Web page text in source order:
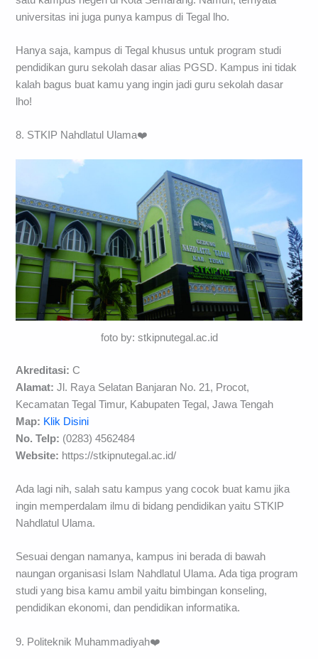
universitas ini juga punya kampus di Tegal lho.
Hanya saja, kampus di Tegal khusus untuk program studi
pendidikan guru sekolah dasar alias PGSD. Kampus ini tidak
kalah bagus buat kamu yang ingin jadi guru sekolah dasar
lho!
8. STKIP Nahdlatul Ulama❤️
foto by: stkipnutegal.ac.id
Akreditasi:C
Alamat:Jl. Raya Selatan Banjaran No. 21, Procot,
Kecamatan Tegal Timur, Kabupaten Tegal, Jawa Tengah
Map: Klik Disini
No. Telp: (0283) 4562484
Website: https://stkipnutegal.ac.id/
Ada lagi nih, salah satu kampus yang cocok buat kamu jika
ingin memperdalam ilmu di bidang pendidikan yaitu STKIP
Nahdlatul Ulama.
Sesuai dengan namanya, kampus ini berada di bawah
naungan organisasi Islam Nahdlatul Ulama. Ada tiga program
studi yang bisa kamu ambil yaitu bimbingan konseling,
pendidikan ekonomi, dan pendidikan informatika.
9. Politeknik Muhammadiyah❤️